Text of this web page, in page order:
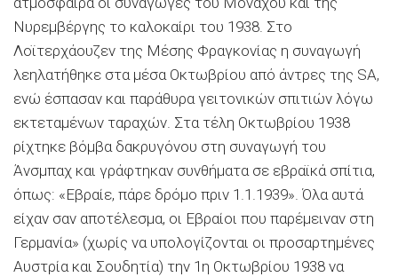
Νυρεμβέργης το καλοκαίρι του 1938. Στο
Λοϊτερχάουζεν της Μέσης Φραγκονίας η συναγωγή
λεηλατήθηκε στα μέσα Οκτωβρίου από άντρες της SA,
ενώ έσπασαν και παράθυρα γειτονικών σπιτιών λόγω
εκτεταμένων ταραχών. Στα τέλη Οκτωβρίου 1938
ρίχτηκε βόμβα δακρυγόνου στη συναγωγή του
Άνσμπαχ και γράφτηκαν συνθήματα σε εβραϊκά σπίτια,
όπως: «Εβραίε, πάρε δρόμο πριν 1.1.1939». Όλα αυτά
είχαν σαν αποτέλεσμα, οι Εβραίοι που παρέμειναν στη
Γερμανία» (χωρίς να υπολογίζονται οι προσαρτημένες
Αυστρία και Σουδητία) την 1η Οκτωβρίου 1938 να